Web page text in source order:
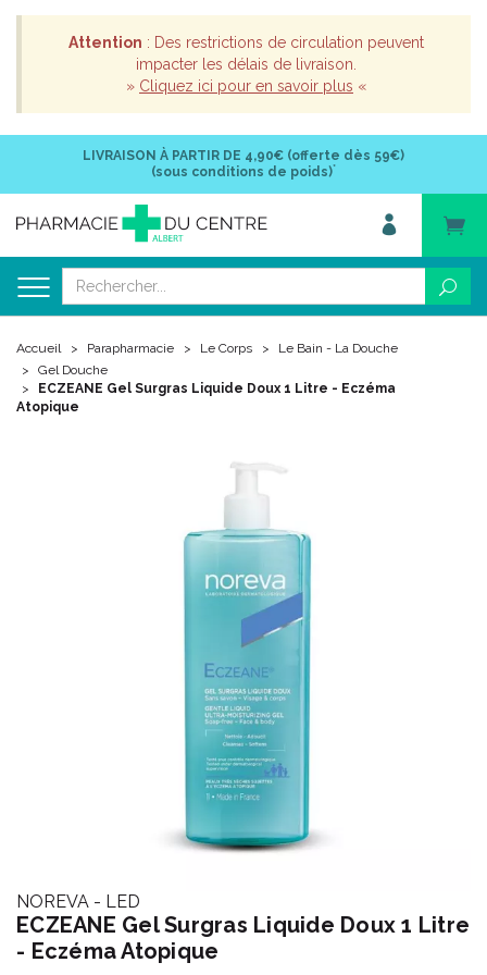
Attention : Des restrictions de circulation peuvent
impacter les délais de livraison.
» Cliquez ici pour en savoir plus «
LIVRAISON À PARTIR DE 4,90€ (offerte dès 59€)
(sous conditions de poids)*
Accueil Parapharmacie Le Corps
Le Bain - La Douche
Gel Douche
ECZEANE Gel Surgras Liquide Doux 1 Litre - Eczéma
Atopique
NOREVA - LED
ECZEANE Gel Surgras Liquide Doux 1 Litre
- Eczéma Atopique